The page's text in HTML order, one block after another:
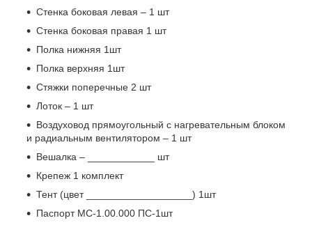
Стенка боковая левая – 1 шт
Стенка боковая правая 1 шт
Полка нижняя 1шт
Полка верхняя 1шт
Стяжки поперечные 2 шт
Лоток – 1 шт
Воздуховод прямоугольный с нагревательным блоком
и радиальным вентилятором – 1 шт
Вешалка – ____________ шт
Крепеж 1 комплект
Тент (цвет ___________________) 1шт
Паспорт МС-1.00.000 ПС-1шт